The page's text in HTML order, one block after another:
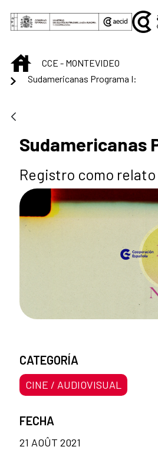
Saut au contenu principal
INICIOCCE - MONTEVIDEO
Sudamericanas Programa I:
Sudamericanas
Registro como relato
CATEGORÍA
CINE / AUDIOVISUAL
FECHA
21 AOÛT 2021